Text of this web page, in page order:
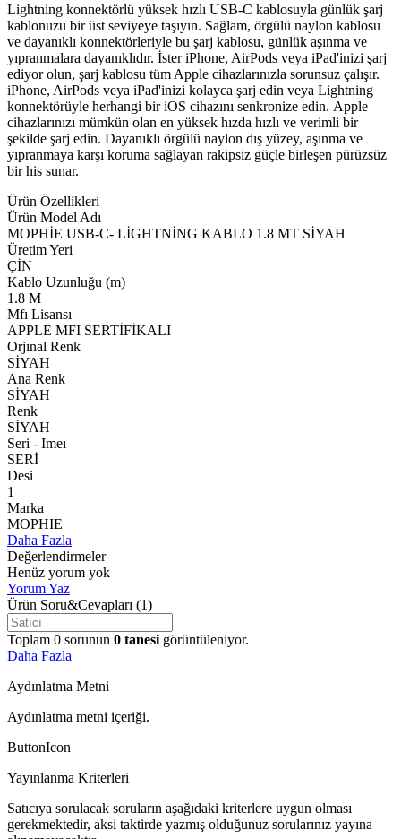
Lightning konnektörlü yüksek hızlı USB-C kablosuyla günlük şarj
kablonuzu bir üst seviyeye taşıyın. Sağlam, örgülü naylon kablosu
ve dayanıklı konnektörleriyle bu şarj kablosu, günlük aşınma ve
yıpranmalara dayanıklıdır. İster iPhone, AirPods veya iPad'inizi şarj
ediyor olun, şarj kablosu tüm Apple cihazlarınızla sorunsuz çalışır.
iPhone, AirPods veya iPad'inizi kolayca şarj edin veya Lightning
konnektörüyle herhangi bir iOS cihazını senkronize edin. Apple
cihazlarınızı mümkün olan en yüksek hızda hızlı ve verimli bir
şekilde şarj edin. Dayanıklı örgülü naylon dış yüzey, aşınma ve
yıpranmaya karşı koruma sağlayan rakipsiz güçle birleşen pürüzsüz
bir his sunar.
Ürün Özellikleri
Ürün Model Adı
MOPHİE USB-C- LİGHTNİNG KABLO 1.8 MT SİYAH
Üretim Yeri
ÇİN
Kablo Uzunluğu (m)
1.8 M
Mfı Lisansı
APPLE MFI SERTİFİKALI
Orjınal Renk
SİYAH
Ana Renk
SİYAH
Renk
SİYAH
Seri - Imeı
SERİ
Desi
1
Marka
MOPHIE
Daha Fazla
Değerlendirmeler
Henüz yorum yok
Yorum Yaz
Ürün Soru&Cevapları (1)
Toplam 0 sorunun 0 tanesi görüntüleniyor.
Daha Fazla
Aydınlatma Metni
Aydınlatma metni içeriği.
ButtonIcon
Yayınlanma Kriterleri
Satıcıya sorulacak soruların aşağıdaki kriterlere uygun olması
gerekmektedir, aksi taktirde yazmış olduğunuz sorularınız yayına